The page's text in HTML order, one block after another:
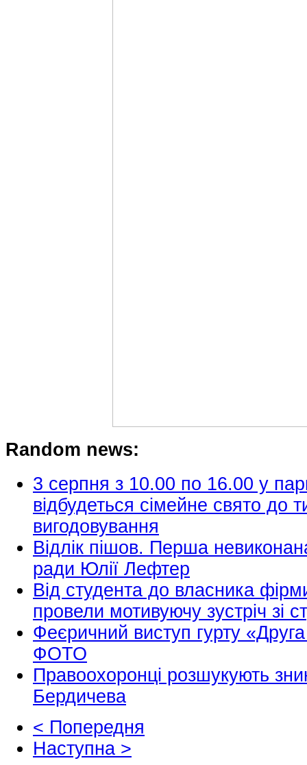
Random news:
3 серпня з 10.00 по 16.00 у
відбудеться сімейне свято до
вигодовування
Відлік пішов. Перша
ради Юлії Лефтер
Від студента до власника
провели мотивуючу зустріч зі
Феєричний виступ гурту
ФОТО
Правоохоронці розшукують
Бердичева
< Попередня
Наступна >